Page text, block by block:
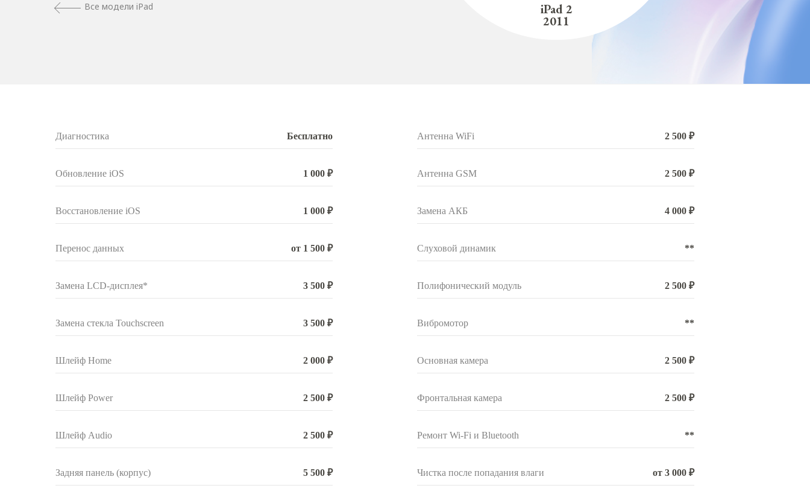
Все модели iPad iPad 2
2011
Диагностика Бесплатно
Обновление iOS 1 000 ₽
Восстановление iOS 1 000 ₽
Перенос данных от 1 500 ₽
Замена LCD-дисплея* 3 500 ₽
Замена стекла Touchscreen 3 500 ₽
Шлейф Home 2 000 ₽
Шлейф Power 2 500 ₽
Шлейф Audio 2 500 ₽
Задняя панель (корпус) 5 500 ₽
Антенна WiFi 2 500 ₽
Антенна GSM 2 500 ₽
Замена АКБ 4 000 ₽
Слуховой динамик **
Полифонический модуль 2 500 ₽
Вибромотор **
Основная камера 2 500 ₽
Фронтальная камера 2 500 ₽
Ремонт Wi-Fi и Bluetooth **
Чистка после попадания влаги от 3 000 ₽